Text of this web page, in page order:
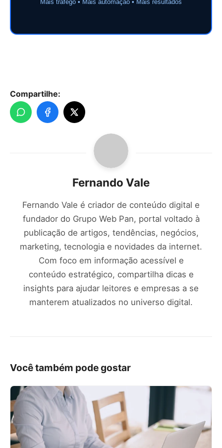
Mais tráfego • Mais automação • Mais resultados
Compartilhe:
Fernando Vale
Fernando Vale é criador de conteúdo digital e
fundador do Grupo Web Pan, portal voltado à
publicação de artigos, tendências, negócios,
marketing, tecnologia e novidades da internet.
Com foco em informação acessível e
conteúdo estratégico, compartilha dicas e
insights para ajudar leitores e empresas a se
manterem atualizados no universo digital.
Você também pode gostar